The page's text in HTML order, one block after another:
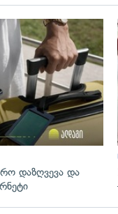
დაზღვევა და